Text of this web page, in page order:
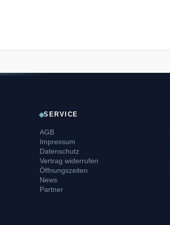
SERVICE
AGB
Impressum
Datenschutz
Vertrag widerrufen
Öffnungszeiten
News
Partner